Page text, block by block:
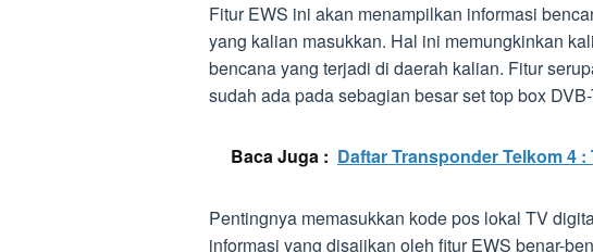
Fitur EWS ini akan menampilkan informasi
yang kalian masukkan. Hal ini memungkinkan
bencana yang terjadi di daerah kalian. Fitur
sudah ada pada sebagian besar set top box
Baca Juga : Daftar Transponder Telkom 4 :
Pentingnya memasukkan kode pos lokal TV
informasi yang disajikan oleh fitur EWS benar-